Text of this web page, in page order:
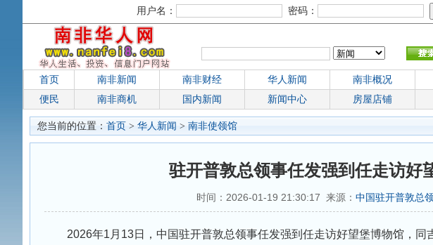
用户名： 密码：
首页 南非新闻 南非财经 华人新闻 南非概况
便民
南非商机 国内新闻 新闻中心 房屋店铺
您当前的位置： 首页 > 华人新闻 > 南非使领馆
驻开普敦总领事任发强到任走访好
时间：2026-01-19 21:30:17 来源： 中国驻开普敦总
2026年1月13日，中国驻开普敦总领事任发强到任走访好望堡博物馆，